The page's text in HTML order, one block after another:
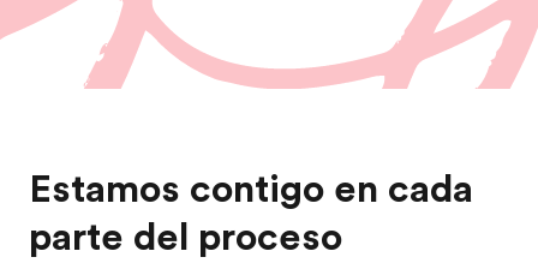
Estamos contigo en cada
parte del proceso